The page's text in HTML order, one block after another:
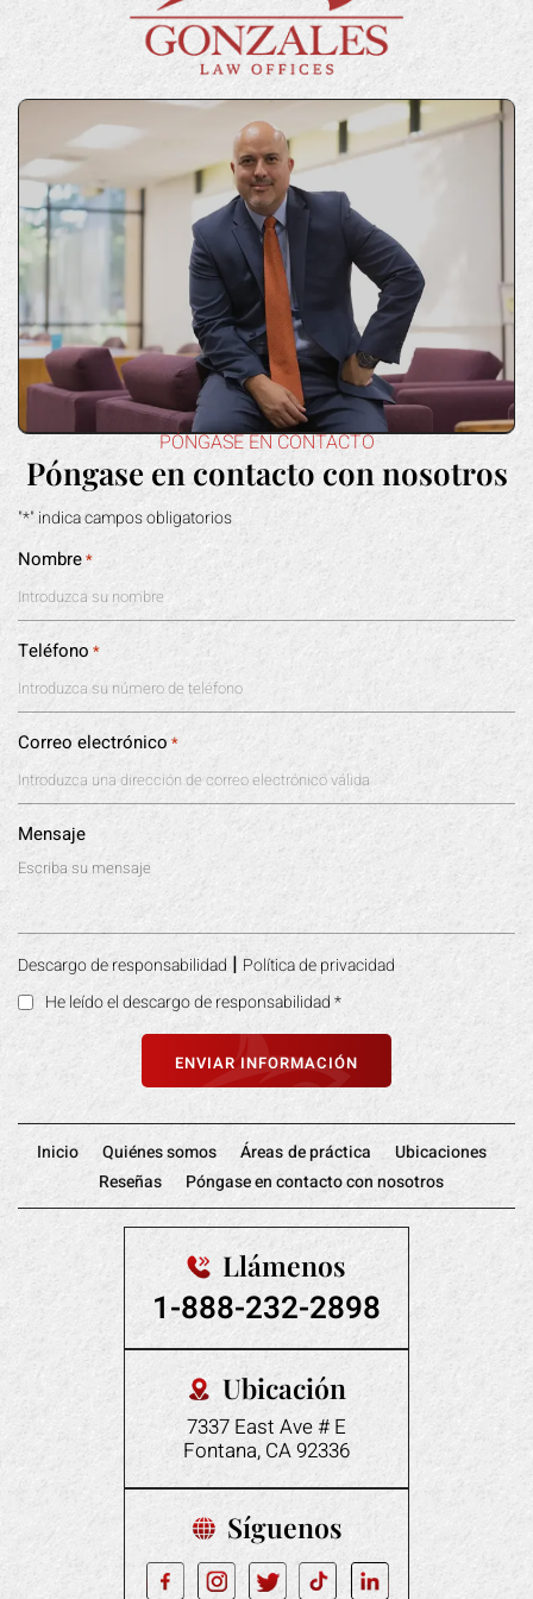
PÓNGASE EN CONTACTO
Póngase en contacto con nosotros
"*" indica campos obligatorios
Nombre*
Teléfono *
Correo electrónico *
Mensaje
Descargo de responsabilidad | Política de privacidad
He leído el descargo de responsabilidad*
Inicio Quiénes somos Áreas de práctica
Ubicaciones
Reseñas
Póngase en contacto con nosotros
Llámenos
1-888-232-2898
Ubicación
7337 East Ave # E
Fontana, CA 92336
Síguenos